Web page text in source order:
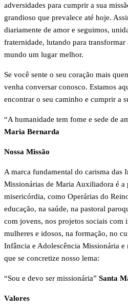
adversidades para cumprir a sua
grandioso que prevalece até hoje.
diariamente de amor e seguimos,
fraternidade, lutando para transformar
mundo um lugar melhor.
Se você sente o seu coração mais
venha conversar conosco. Estamos
encontrar o seu caminho e cumprir a
“A humanidade tem fome e sede de
Maria Bernarda
Nossa Missão
A marca fundamental do carisma das
Missionárias de Maria Auxiliadora é a
misericórdia, como Operárias do
educação, na saúde, na pastoral
com jovens, nos projetos sociais com
mulheres e idosos, na formação, no
Infância e Adolescência Missionária e
que se concretize nosso lema:
“Sou e devo ser missionária” Santa
Valores